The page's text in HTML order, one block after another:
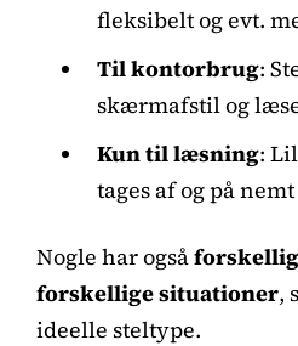
fleksibelt og evt.
Til kontorbrug:
skærmafstil og
Kun til læsning:
tages af og på nemt
Nogle har også
forskellige situationer,
ideelle steltype.